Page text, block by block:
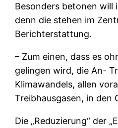
Besonders betonen will
denn die stehen im
Berichterstattung.
– Zum einen, dass es
gelingen wird, die An-
Klimawandels, allen
Treibhausgasen, in den
Die „Reduzierung“ der